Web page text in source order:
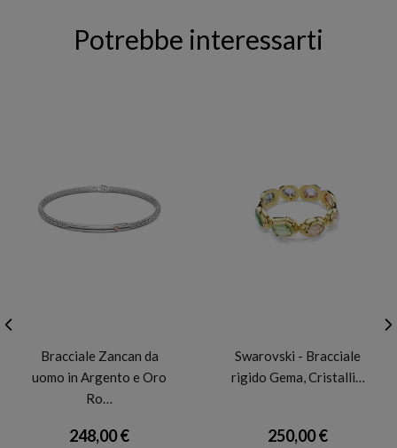
Potrebbe interessarti
Bracciale Zancan da
uomo in Argento e Oro
Ro…
248,00 €
Swarovski - Bracciale
rigido Gema, Cristalli…
250,00 €